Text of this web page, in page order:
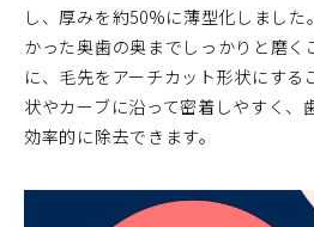
し、厚みを約50%に薄型化しました
かった奥歯の奥までしっかりと磨く
に、毛先をアーチカット形状にする
状やカーブに沿って密着しやすく、
効率的に除去できます。